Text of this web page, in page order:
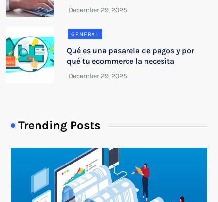
GENERAL
Qué es una pasarela de pagos y por
qué tu ecommerce la necesita
Trending Posts